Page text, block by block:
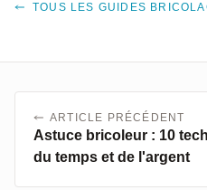
TOUS LES GUIDES
ARTICLE PRÉCÉDENT
Astuce bricoleur : 10
du temps et de l'argent